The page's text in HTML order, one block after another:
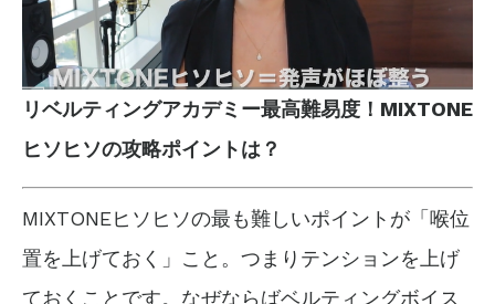
リベルティングアカデミー最高難易度！MIXTONE
ヒソヒソの攻略ポイントは？
MIXTONEヒソヒソの最も難しいポイントが「喉位
置を上げておく」こと。つまりテンションを上げ
ておくことです。なぜならばベルティングボイス